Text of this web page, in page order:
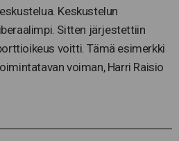
Keskustelun
Sitten järjestettiin
voitti. Tämä esimerkki
voiman, Harri Raisio